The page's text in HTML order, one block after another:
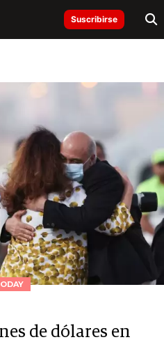
Suscribirse
de dólares en